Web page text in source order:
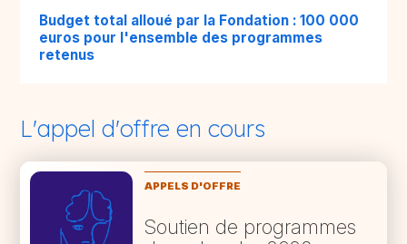
Budget total alloué par la Fondation : 100 000
euros pour l'ensemble des programmes
retenus
L'appel d'offre en cours
APPELS D'OFFRE
Soutien de programmes